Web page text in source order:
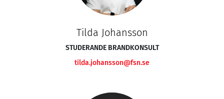
Tilda Johansson
STUDERANDE BRANDKONSULT
tilda.johansson@fsn.se